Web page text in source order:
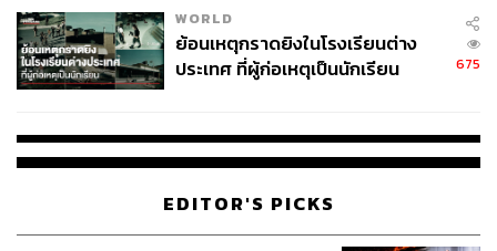
WORLD
ย้อนเหตุกราดยิงในโรงเรียนต่าง
ประเทศ ที่ผู้ก่อเหตุเป็นนักเรียน
675
EDITOR'S PICKS